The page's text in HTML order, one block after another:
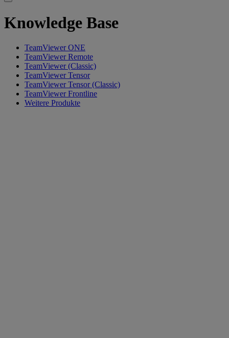
Knowledge Base
TeamViewer ONE
TeamViewer Remote
TeamViewer (Classic)
TeamViewer Tensor
TeamViewer Tensor (Classic)
TeamViewer Frontline
Weitere Produkte